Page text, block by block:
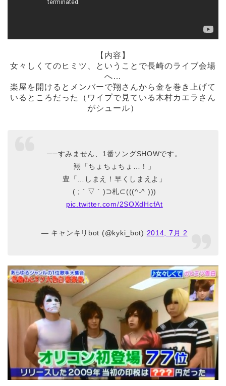
【内容】
女々しくてのヒミツ、ということで長崎のライブ会場
へ…
楽屋を開けるとメンバーで翔さんから金を巻き上げて
いるところだった（ワイプで見ている木村カエラさん
がシュール）
──すみません、1番ソングSHOWです。
翔「ちょちょちょ…！」
豊「…しまえ！早くしまえよ」
( ; ´ ▽ ` )⊃札⊂(((^-^ )))
pic.twitter.com/2SOXdHcfAt
— キャンキリbot (@kyki_bot) 2014, 7月 2